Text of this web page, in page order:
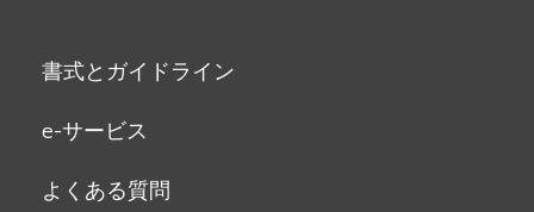
書式とガイドライン
e-サービス
よくある質問